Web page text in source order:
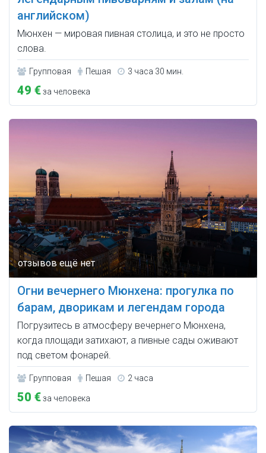
английском)
Мюнхен — мировая пивная столица, и это не просто
слова.
Групповая Пешая 3 часа 30 мин.
49 €за человека
Огни вечернего Мюнхена: прогулка по
барам, дворикам и легендам города
Погрузитесь в атмосферу вечернего Мюнхена,
когда площади затихают, а пивные сады оживают
под светом фонарей.
Групповая Пешая 2 часа
50 €за человека